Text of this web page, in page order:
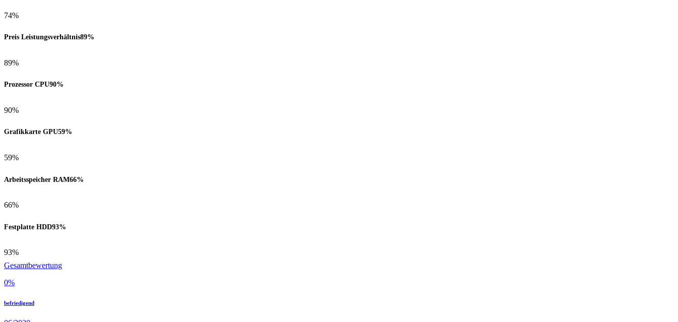
74%
Preis Leistungsverhältnis89%
89%
Prozessor CPU90%
90%
Grafikkarte GPU59%
59%
Arbeitsspeicher RAM66%
66%
Festplatte HDD93%
93%
Gesamtbewertung
0%
befriedigend